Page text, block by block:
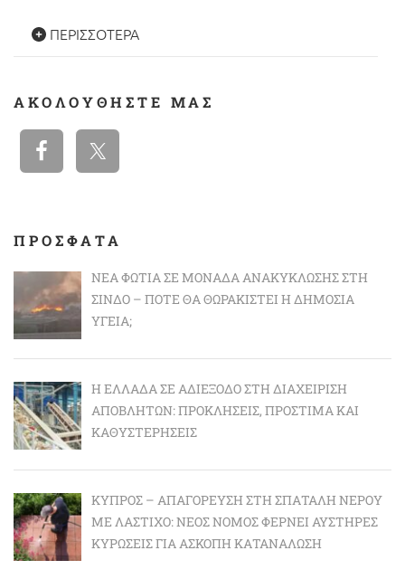
ΠΕΡΙΣΣΌΤΕΡΑ
ΑΚΟΛΟΥΘΉΣΤΕ ΜΑΣ
ΠΡΟΣΦΑΤΑ
ΝΈΑ ΦΩΤΙΆ ΣΕ ΜΟΝΆΔΑ ΑΝΑΚΎΚΛΩΣΗΣ ΣΤΗ
ΣΊΝΔΟ – ΠΌΤΕ ΘΑ ΘΩΡΑΚΙΣΤΕΊ Η ΔΗΜΌΣΙΑ
ΥΓΕΊΑ;
Η ΕΛΛΆΔΑ ΣΕ ΑΔΙΈΞΟΔΟ ΣΤΗ ΔΙΑΧΕΊΡΙΣΗ
ΑΠΟΒΛΉΤΩΝ: ΠΡΟΚΛΉΣΕΙΣ, ΠΡΌΣΤΙΜΑ ΚΑΙ
ΚΑΘΥΣΤΕΡΉΣΕΙΣ
ΚΎΠΡΟΣ – ΑΠΑΓΌΡΕΥΣΗ ΣΤΗ ΣΠΑΤΆΛΗ ΝΕΡΟΎ
ΜΕ ΛΆΣΤΙΧΟ: ΝΈΟΣ ΝΌΜΟΣ ΦΈΡΝΕΙ ΑΥΣΤΗΡΈΣ
ΚΥΡΏΣΕΙΣ ΓΙΑ ΆΣΚΟΠΗ ΚΑΤΑΝΆΛΩΣΗ